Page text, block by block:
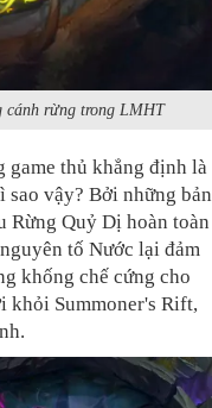
cánh rừng trong LMHT
game thủ khẳng định là
vậy? Bởi những bản
Rừng Quỷ Dị hoàn toàn
tố Nước lại đảm
khống chế cứng cho
khỏi Summoner's Rift,